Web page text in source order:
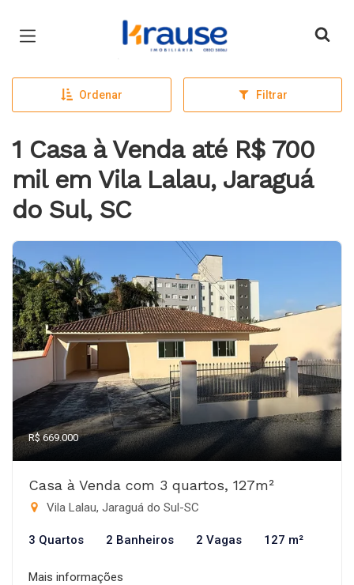
Página inicial
Ordenar Filtrar
1 Casa à Venda até R$ 700
mil em Vila Lalau, Jaraguá
do Sul, SC
R$ 669.000
Casa à Venda com 3 quartos, 127m²
Vila Lalau, Jaraguá do Sul-SC
3 Quartos 2 Banheiros 2 Vagas 127 m²
Mais informações